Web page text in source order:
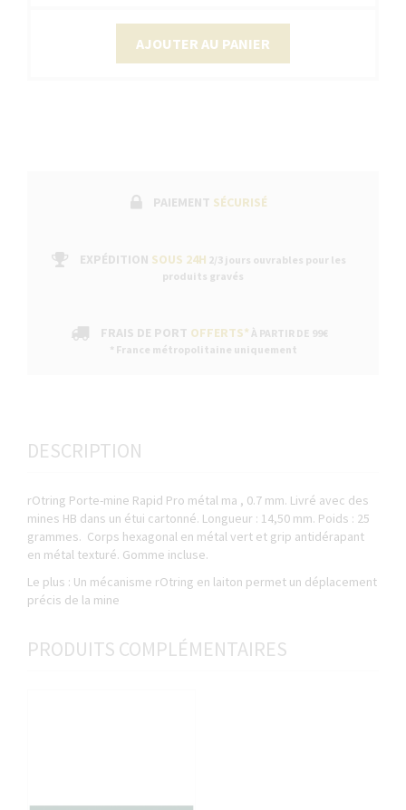
AJOUTER AU PANIER
PAIEMENT SÉCURISÉ
EXPÉDITION SOUS 24H 2/3 jours ouvrables pour les
produits gravés
FRAIS DE PORT OFFERTS* À PARTIR DE 99€
* France métropolitaine uniquement
DESCRIPTION
rOtring Porte-mine Rapid Pro métal ma , 0.7 mm. Livré avec des
mines HB dans un étui cartonné. Longueur : 14,50 mm. Poids : 25
grammes. Corps hexagonal en métal vert et grip antidérapant
en métal texturé. Gomme incluse.
Le plus : Un mécanisme rOtring en laiton permet un déplacement
précis de la mine
PRODUITS COMPLÉMENTAIRES